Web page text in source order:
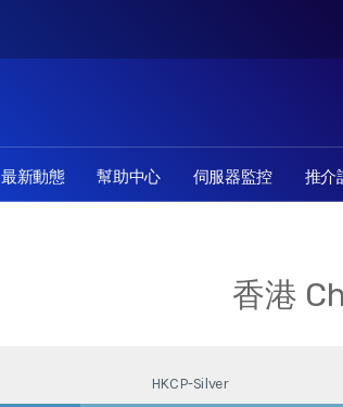
最新動態 幫助中心 伺服器監控 推介
香港
HKCP-Silver